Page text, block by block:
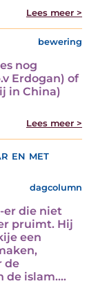
Lees meer >
bewering
nog
Erdogan) of
in China)
Lees meer >
en met
dagcolumn
er die niet
pruimt. Hij
een
de
de islam.…